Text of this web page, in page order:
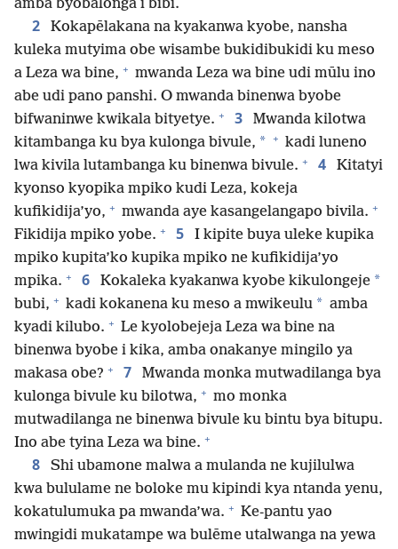
amba byobalonga i bibi.
2
Kokapēlakana na kyakanwa kyobe, nansha
kuleka mutyima obe wisambe bukidibukidi ku meso
a Leza wa bine, + mwanda Leza wa bine udi mūlu ino
abe udi pano panshi. O mwanda binenwa byobe
bifwaninwe kwikala bityetye. + 3
Mwanda kilotwa
kitambanga ku bya kulonga bivule, * + kadi luneno
lwa kivila lutambanga ku binenwa bivule. + 4
Kitatyi
kyonso kyopika mpiko kudi Leza, kokeja
kufikidija’yo, + mwanda aye kasangelangapo bivila. +
Fikidija mpiko yobe. + 5
I kipite buya uleke kupika
mpiko kupita’ko kupika mpiko ne kufikidija’yo
mpika. + 6 Kokaleka kyakanwa kyobe kikulongeje *
bubi, + kadi kokanena ku meso a mwikeulu * amba
kyadi kilubo. + Le kyolobejeja Leza wa bine na
binenwa byobe i kika, amba onakanye mingilo ya
makasa obe? + 7
Mwanda monka mutwadilanga bya
kulonga bivule ku bilotwa, + mo monka
mutwadilanga ne binenwa bivule ku bintu bya bitupu.
Ino abe tyina Leza wa bine. +
8
Shi ubamone malwa a mulanda ne kujilulwa
kwa bululame ne boloke mu kipindi kya ntanda yenu,
kokatulumuka pa mwanda’wa. + Ke-pantu yao
mwingidi mukatampe wa bulēme utalwanga na yewa